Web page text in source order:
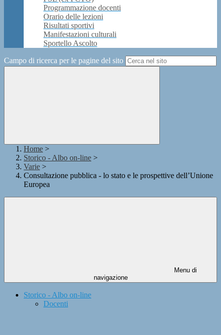
Programmazione docenti
Orario delle lezioni
Risultati sportivi
Manifestazioni culturali
Sportello Ascolto
Campo di ricerca per le pagine del sito
Home >
Storico - Albo on-line >
Varie >
Consultazione pubblica - lo stato e le prospettive dell’Unione
Europea
Menu di
navigazione
Storico - Albo on-line
Docenti